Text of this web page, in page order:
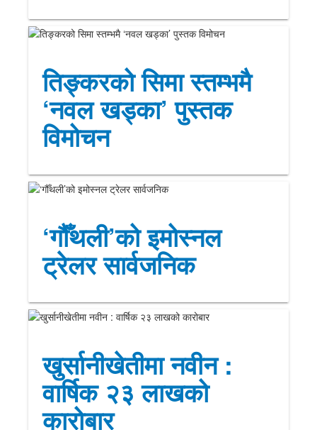
तिङ्करको सिमा स्तम्भमै
‘नवल खड्का’ पुस्तक
विमोचन
‘गौँथली’को इमोस्नल
ट्रेलर सार्वजनिक
खुर्सानीखेतीमा नवीन :
वार्षिक २३ लाखको
कारोबार